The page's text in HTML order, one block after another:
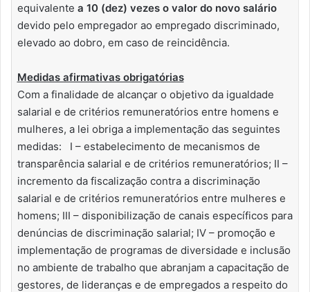
equivalente a 10 (dez) vezes o valor do novo salário
devido pelo empregador ao empregado discriminado,
elevado ao dobro, em caso de reincidência.
Medidas afirmativas obrigatórias
Com a finalidade de alcançar o objetivo da igualdade
salarial e de critérios remuneratórios entre homens e
mulheres, a lei obriga a implementação das seguintes
medidas: I – estabelecimento de mecanismos de
transparência salarial e de critérios remuneratórios; II –
incremento da fiscalização contra a discriminação
salarial e de critérios remuneratórios entre mulheres e
homens; III – disponibilização de canais específicos para
denúncias de discriminação salarial; IV – promoção e
implementação de programas de diversidade e inclusão
no ambiente de trabalho que abranjam a capacitação de
gestores, de lideranças e de empregados a respeito do